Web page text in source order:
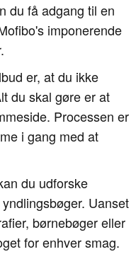
du få adgang til en
imponerende
er, at du ikke
du skal gøre er at
Processen er
i gang med at
du udforske
Uanset
børnebøger eller
for enhver smag.